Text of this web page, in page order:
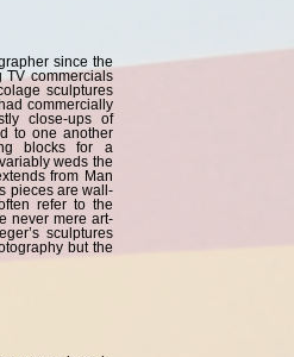
since the
TV commercials
sculptures
commercially
close-ups of
to one another
blocks for a
weds the
from Man
pieces are wall-
refer to the
never mere art-
sculptures
but the